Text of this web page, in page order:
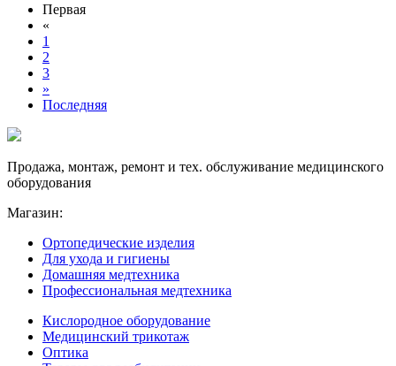
Первая
«
1
2
3
»
Последняя
Продажа, монтаж, ремонт и тех. обслуживание медицинского
оборудования
Магазин:
Ортопедические изделия
Для ухода и гигиены
Домашняя медтехника
Профессиональная медтехника
Кислородное оборудование
Медицинский трикотаж
Оптика